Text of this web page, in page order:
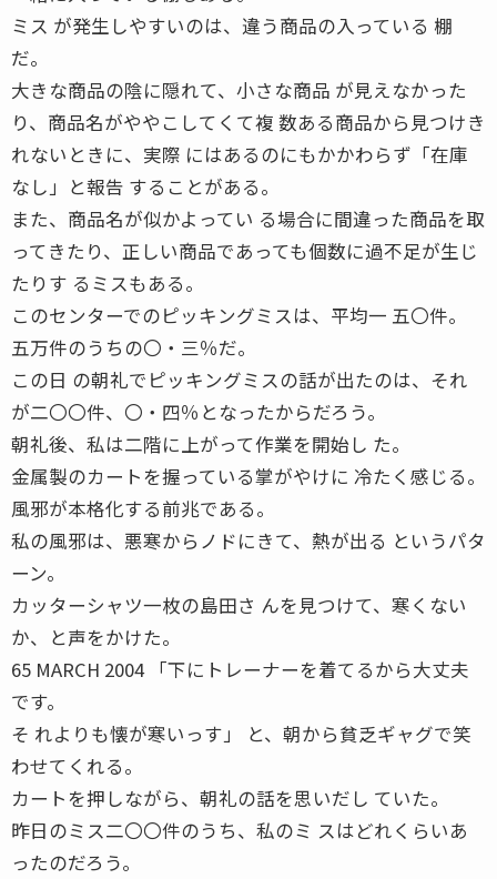
ミス が発生しやすいのは、違う商品の入っている 棚
だ。
大きな商品の陰に隠れて、小さな商品 が見えなかった
り、商品名がややこしてくて複 数ある商品から見つけき
れないときに、実際 にはあるのにもかかわらず「在庫
なし」と報告 することがある。
また、商品名が似かよってい る場合に間違った商品を取
ってきたり、正しい商品であっても個数に過不足が生じ
たりす るミスもある。
このセンターでのピッキングミスは、平均一 五〇件。
五万件のうちの〇・三％だ。
この日 の朝礼でピッキングミスの話が出たのは、それ
が二〇〇件、〇・四％となったからだろう。
朝礼後、私は二階に上がって作業を開始し た。
金属製のカートを握っている掌がやけに 冷たく感じる。
風邪が本格化する前兆である。
私の風邪は、悪寒からノドにきて、熱が出る というパタ
ーン。
カッターシャツ一枚の島田さ んを見つけて、寒くない
か、と声をかけた。
65 MARCH 2004 「下にトレーナーを着てるから大丈夫
です。
そ れよりも懐が寒いっす」 と、朝から貧乏ギャグで笑
わせてくれる。
カートを押しながら、朝礼の話を思いだし ていた。
昨日のミス二〇〇件のうち、私のミ スはどれくらいあ
ったのだろう。